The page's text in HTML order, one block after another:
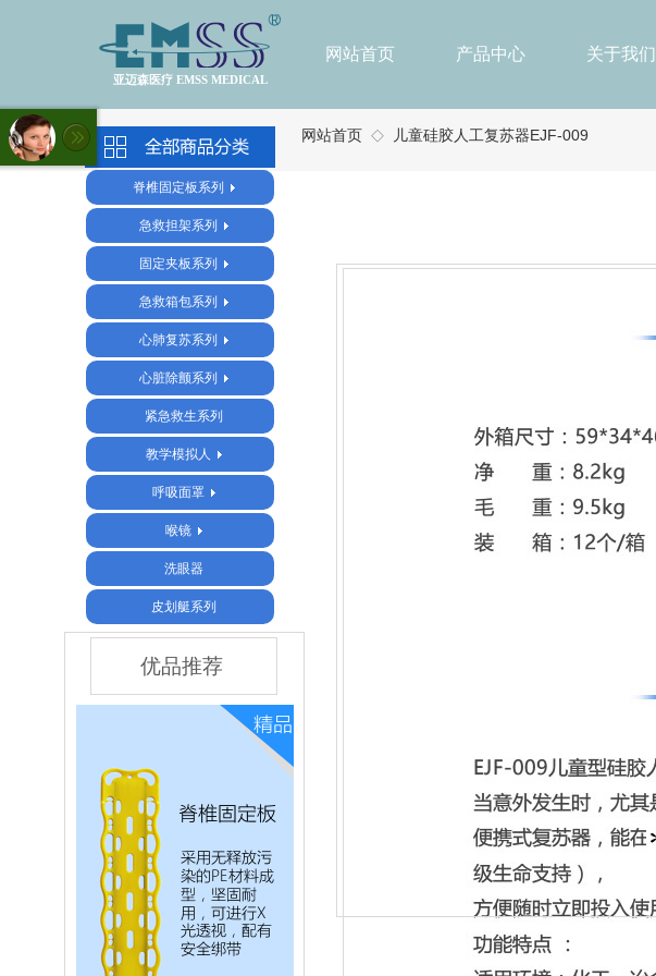
网站首页 ◇ 儿童硅胶人工复苏器EJF-009
脊椎固定板系列
急救担架系列
固定夹板系列
急救箱包系列
心肺复苏系列
心脏除颤系列
紧急救生系列
教学模拟人
呼吸面罩
喉镜
洗眼器
皮划艇系列
优品推荐
亚迈森医疗 EMSS MEDICAL
网站首页 产品中心 关于我们